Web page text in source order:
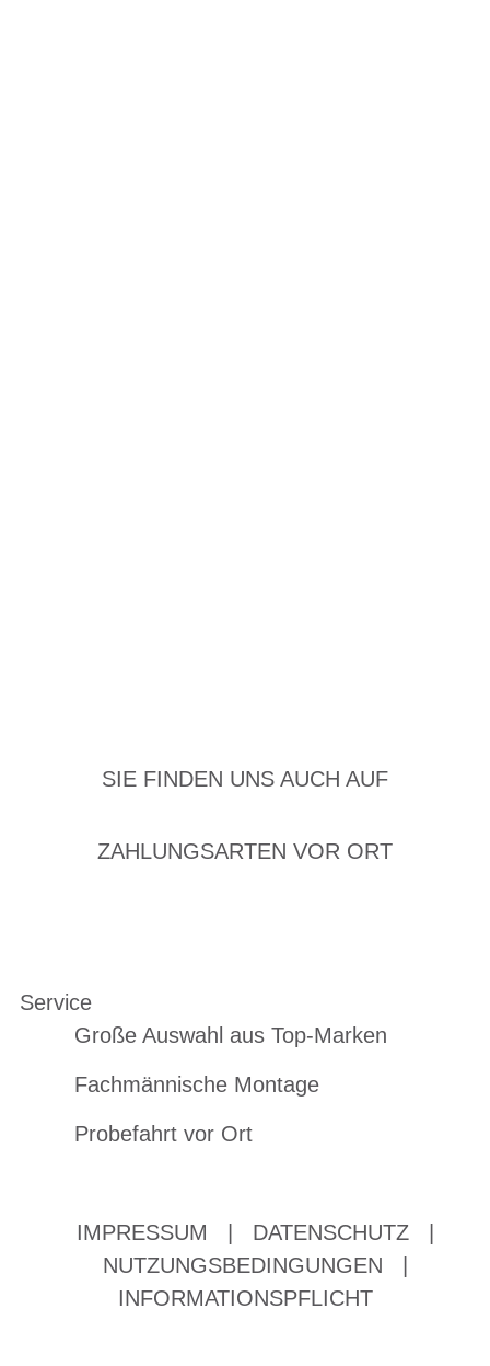
SIE FINDEN UNS AUCH AUF
ZAHLUNGSARTEN VOR ORT
Service
Große Auswahl aus Top-Marken
Fachmännische Montage
Probefahrt vor Ort
IMPRESSUM DATENSCHUTZ
NUTZUNGSBEDINGUNGEN
INFORMATIONSPFLICHT